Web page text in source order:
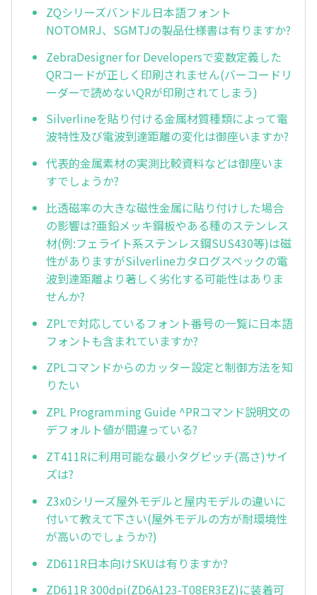
ZQシリーズバンドル日本語フォント
NOTOMRJ、SGMTJの製品仕様書は有りますか?
ZebraDesigner for Developersで変数定義した
QRコードが正しく印刷されません(バーコードリ
ーダーで読めないQRが印刷されてしまう)
Silverlineを貼り付ける金属材質種類によって電
波特性及び電波到達距離の変化は御座いますか?
代表的金属素材の実測比較資料などは御座いま
すでしょうか?
比透磁率の大きな磁性金属に貼り付けした場合
の影響は?亜鉛メッキ鋼板やある種のステンレス
材(例:フェライト系ステンレス鋼SUS430等)は磁
性がありますがSilverlineカタログスペックの電
波到達距離より著しく劣化する可能性はありま
せんか?
ZPLで対応しているフォント番号の一覧に日本語
フォントも含まれていますか?
ZPLコマンドからのカッター設定と制御方法を知
りたい
ZPL Programming Guide ^PRコマンド説明文の
デフォルト値が間違っている?
ZT411Rに利用可能な最小タグピッチ(高さ)サイ
ズは?
Z3x0シリーズ屋外モデルと屋内モデルの違いに
付いて教えて下さい(屋外モデルの方が耐環境性
が高いのでしょうか?)
ZD611R日本向けSKUは有りますか?
ZD611R 300dpi(ZD6A123-T08ER3EZ)に装着可